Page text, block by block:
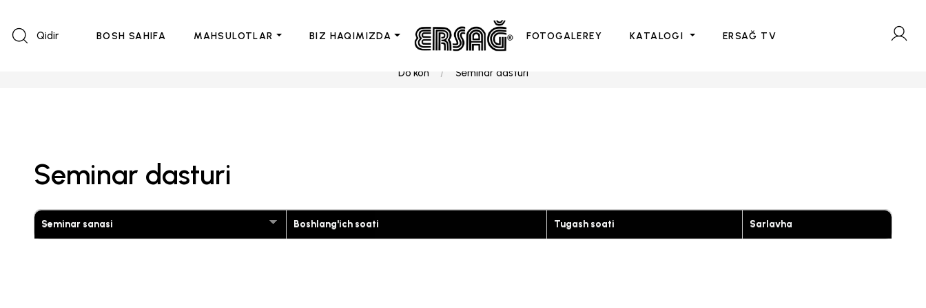
Qidir BOSH SAHIFA MAHSULOTLAR BIZ HAQIMIZDA FOTOGALEREY KATALOGI ERSAĞ TV
Do'kon Seminar dasturi
Seminar dasturi
Seminar sanasi Boshlang'ich soati Tugash soati Sarlavha